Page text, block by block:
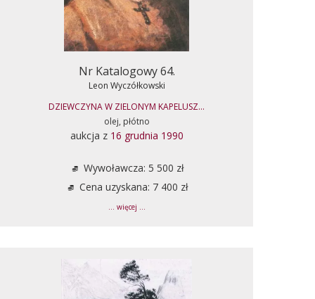
Nr Katalogowy 64.
Leon Wyczółkowski
DZIEWCZYNA W ZIELONYM KAPELUSZ...
olej, płótno
aukcja z 16 grudnia 1990
Wywoławcza: 5 500 zł
Cena uzyskana: 7 400 zł
... więcej ...